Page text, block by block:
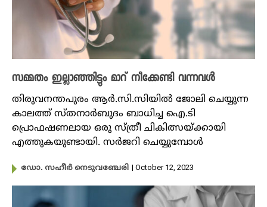
സമ്മതം ഇല്ലാഞ്ഞിട്ടും മാറ് നീക്കേണ്ടി വന്നവൾ
തിരുവനന്തപുരം ആർ.സി.സിയിൽ ജോലി ചെയ്യുന്ന
കാലത്ത് സ്തനാര്‍ബുദം ബാധിച്ച ഐ.ടി
പ്രൊഫഷണലായ ഒരു സ്ത്രീ ചികിത്സയ്ക്കായി
എത്തുകയുണ്ടായി. സർജറി ചെയ്യുമ്പോൾ
ഡോ. സഹീർ നെടുവഞ്ചേരി | October 12, 2023